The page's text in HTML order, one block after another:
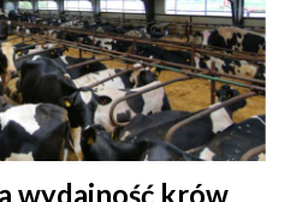
wydajność krów